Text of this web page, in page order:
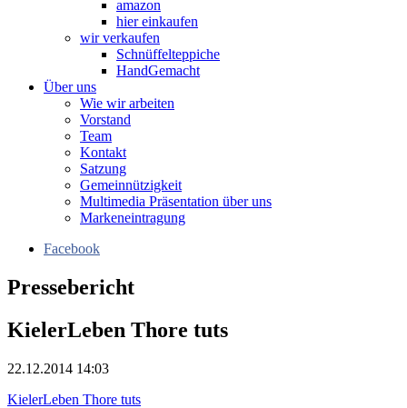
amazon
hier einkaufen
wir verkaufen
Schnüffelteppiche
HandGemacht
Über uns
Wie wir arbeiten
Vorstand
Team
Kontakt
Satzung
Gemeinnützigkeit
Multimedia Präsentation über uns
Markeneintragung
Facebook
Pressebericht
KielerLeben Thore tuts
22.12.2014 14:03
KielerLeben Thore tuts